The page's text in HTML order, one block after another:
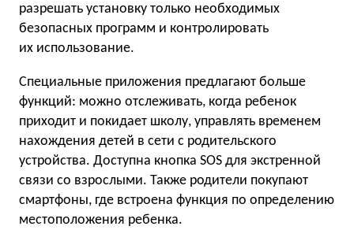
разрешать установку только необходимых
безопасных программ и контролировать
их использование.
Специальные приложения предлагают больше
функций: можно отслеживать, когда ребенок
приходит и покидает школу, управлять временем
нахождения детей в сети с родительского
устройства. Доступна кнопка SOS для экстренной
связи со взрослыми. Также родители покупают
смартфоны, где встроена функция по определению
местоположения ребенка.